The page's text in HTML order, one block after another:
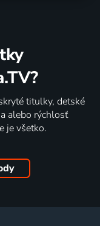
titulky, detské
alebo rýchlosť
je všetko.